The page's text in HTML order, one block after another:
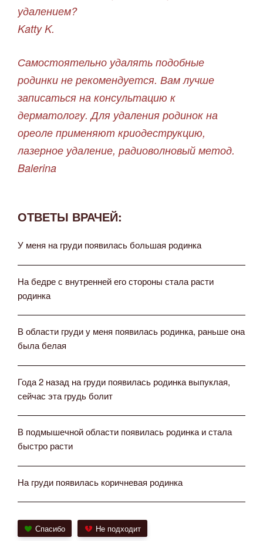
удалением?
Katty K.
Самостоятельно удалять подобные
родинки не рекомендуется. Вам лучше
записаться на консультацию к
дерматологу. Для удаления родинок на
ореоле применяют криодеструкцию,
лазерное удаление, радиоволновый метод.
Balerina
ОТВЕТЫ ВРАЧЕЙ:
У меня на груди появилась большая родинка
На бедре с внутренней его стороны стала расти
родинка
В области груди у меня появилась родинка, раньше она
была белая
Года 2 назад на груди появилась родинка выпуклая,
сейчас эта грудь болит
В подмышечной области появилась родинка и стала
быстро расти
На груди появилась коричневая родинка
Спасибо Не подходит